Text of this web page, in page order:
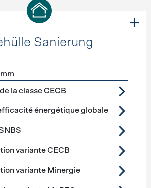
Sanierung
Gebäudehülle Sanierung
la classe CECB
énergétique globale
variante CECB
variante Minergie